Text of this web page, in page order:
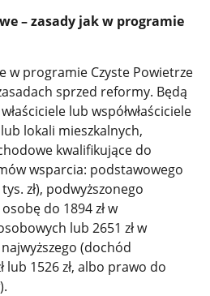
– zasady jak w programie
w programie Czyste Powietrze
sprzed reformy. Będą
lub współwłaściciele
lokali mieszkalnych,
kwalifikujące do
wsparcia: podstawowego
zł), podwyższonego
do 1894 zł w
lub 2651 zł w
(dochód
lub 1526 zł, albo prawo do